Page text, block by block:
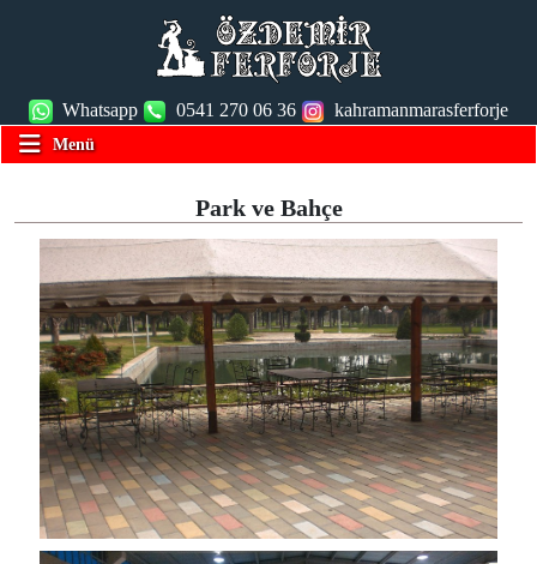
Whatsapp 0541 270 06 36 kahramanmarasferforje
Menü
Park ve Bahçe